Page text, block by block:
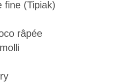
fine (Tipiak)
râpée